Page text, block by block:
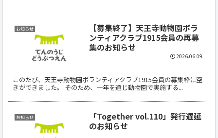
お知らせ
【募集終了】天王寺動物園ボラ
ンティアクラブ1915会員の再募
集のお知らせ
このたび、天王寺動物園ボランティアクラブ1915会員の募集枠に空
きができました。 そのため、一年を通じ動物園で実施する...
2026.06.09
お知らせ
「Together vol.110」発行遅延
のお知らせ